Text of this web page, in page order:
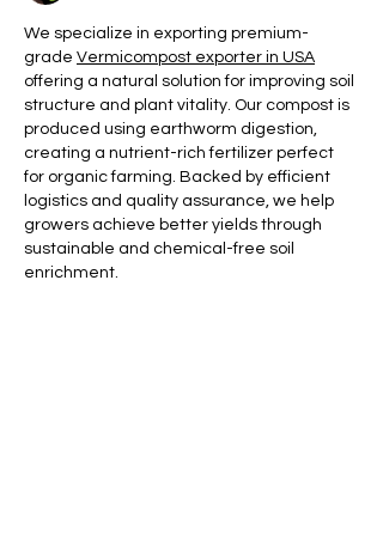
We specialize in exporting premium-
grade Vermicompost exporter in USA
offering a natural solution for improving soil
structure and plant vitality. Our compost is
produced using earthworm digestion,
creating a nutrient-rich fertilizer perfect
for organic farming. Backed by efficient
logistics and quality assurance, we help
growers achieve better yields through
sustainable and chemical-free soil
enrichment.